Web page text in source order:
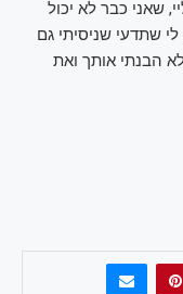
שאני כבר לא יכול
שתדעי שניסיתי גם
הבנתי אותך ואת